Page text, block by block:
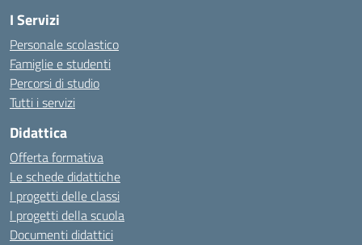
I Servizi
Personale scolastico
Famiglie e studenti
Percorsi di studio
Tutti i servizi
Didattica
Offerta formativa
Le schede didattiche
I progetti delle classi
I progetti della scuola
Documenti didattici